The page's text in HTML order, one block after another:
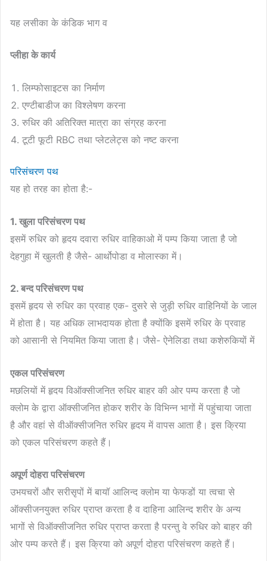
यह लसीका के कंडिक भाग व
प्लीहा के कार्य
लिम्फोसाइटस का निर्माण
एण्टीबाडीज का विश्लेषण करना
रुधिर की अतिरिक्त मात्रा का संग्रह करना
टूटी फूटी RBC तथा प्लेटलेट्स को नष्ट करना
परिसंचरण पथ
यह हो तरह का होता है:-
1. खुला परिसंचरण पथ
इसमें रुधिर को हृदय दवारा रुधिर वाहिकाओ में पम्प किया जाता है जो
देहगुहा में खुलती है जैसे- आर्थोपोडा व मोलास्का में।
2. बन्द परिसंचरण पथ
इसमें हृदय से रुधिर का प्रवाह एक- दुसरे से जुड़ी रुधिर वाहिनियों के जाल
में होता है। यह अधिक लाभदायक होता है क्योंकि इसमें रुधिर के प्रवाह
को आसानी से नियमित किया जाता है। जैसे- ऐनेलिडा तथा कशेरुकियों में
एकल परिसंचरण
मछलियों में हृदय विऑक्सीजनित रुधिर बाहर की ओर पम्प करता है जो
क्लोम के द्वारा ऑक्सीजनित होकर शरीर के विभिन्न भागों में पहुंचाया जाता
है और वहां से वीऑक्सीजनित रुधिर हृदय में वापस आता है। इस क्रिया
को एकल परिसंचरण कहते हैं।
अपूर्ण दोहरा परिसंचरण
उभयचरों और सरीसृपों में बायॉ आलिन्द क्लोम या फेफडों या त्वचा से
ऑक्सीजनयुक्त रुधिर प्राप्त करता है व दाहिना आलिन्द शरीर के अन्य
भागों से विऑक्सीजनित रुधिर प्राप्त करता है परन्तु वे रुधिर को बाहर की
ओर पम्प करते हैं। इस क्रिया को अपूर्ण दोहरा परिसंचरण कहते हैं।